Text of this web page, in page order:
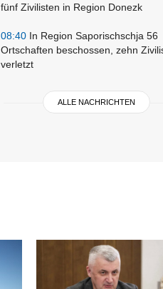
fünf Zivilisten in Region Donezk
08:40 In Region Saporischschja 56
Ortschaften beschossen, zehn
verletzt
ALLE NACHRICHTEN